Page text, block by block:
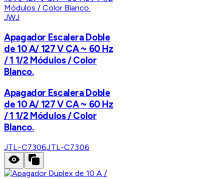
JWJ
Apagador Escalera Doble
de 10 A/ 127 V CA ~ 60 Hz
/ 1 1/2 Módulos / Color
Blanco.
Apagador Escalera Doble
de 10 A/ 127 V CA ~ 60 Hz
/ 1 1/2 Módulos / Color
Blanco.
JTL-C7306JTL-C7306